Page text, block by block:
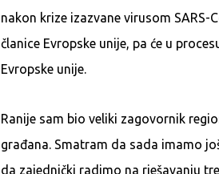
nakon krize izazvane virusom SARS-
članice Evropske unije, pa će u
Evropske unije.
Ranije sam bio veliki zagovornik
građana. Smatram da sada imamo
da zajednički radimo na rješavanju